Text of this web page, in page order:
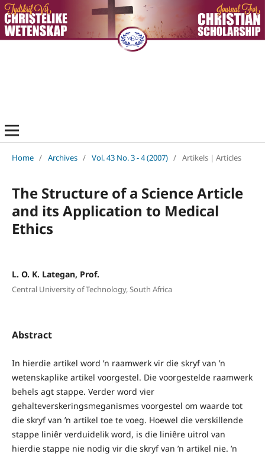
Home / Archives / Vol. 43 No. 3 - 4 (2007) / Artikels | Articles
The Structure of a Science Article
and its Application to Medical
Ethics
L. O. K. Lategan, Prof.
Central University of Technology, South Africa
Abstract
In hierdie artikel word ’n raamwerk vir die skryf van ’n
wetenskaplike artikel voorgestel. Die voorgestelde raamwerk
behels agt stappe. Verder word vier
gehalteverskeringsmeganismes voorgestel om waarde tot
die skryf van ’n artikel toe te voeg. Hoewel die verskillende
stappe liniêr verduidelik word, is die liniêre uitrol van
hierdie stappe nie nodig vir die skryf van ’n artikel nie. ’n